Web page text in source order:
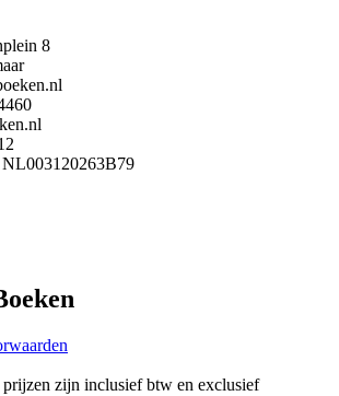
8
zijn inclusief btw en exclusief